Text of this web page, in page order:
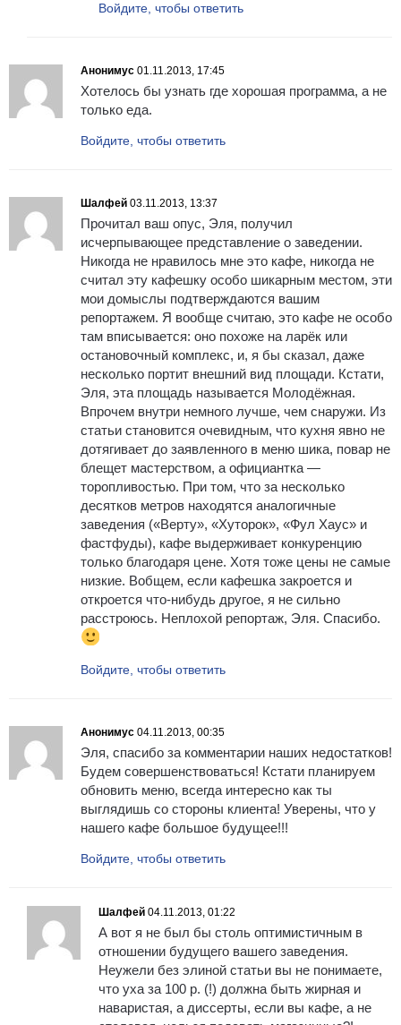
Войдите, чтобы ответить
Анонимус 01.11.2013, 17:45
Хотелось бы узнать где хорошая программа, а не
только еда.
Войдите, чтобы ответить
Шалфей 03.11.2013, 13:37
Прочитал ваш опус, Эля, получил
исчерпывающее представление о заведении.
Никогда не нравилось мне это кафе, никогда не
считал эту кафешку особо шикарным местом, эти
мои домыслы подтверждаются вашим
репортажем. Я вообще считаю, это кафе не особо
там вписывается: оно похоже на ларёк или
остановочный комплекс, и, я бы сказал, даже
несколько портит внешний вид площади. Кстати,
Эля, эта площадь называется Молодёжная.
Впрочем внутри немного лучше, чем снаружи. Из
статьи становится очевидным, что кухня явно не
дотягивает до заявленного в меню шика, повар не
блещет мастерством, а официантка —
торопливостью. При том, что за несколько
десятков метров находятся аналогичные
заведения («Верту», «Хуторок», «Фул Хаус» и
фастфуды), кафе выдерживает конкуренцию
только благодаря цене. Хотя тоже цены не самые
низкие. Вобщем, если кафешка закроется и
откроется что-нибудь другое, я не сильно
расстроюсь. Неплохой репортаж, Эля. Спасибо.
Войдите, чтобы ответить
Анонимус 04.11.2013, 00:35
Эля, спасибо за комментарии наших недостатков!
Будем совершенствоваться! Кстати планируем
обновить меню, всегда интересно как ты
выглядишь со стороны клиента! Уверены, что у
нашего кафе большое будущее!!!
Войдите, чтобы ответить
Шалфей 04.11.2013, 01:22
А вот я не был бы столь оптимистичным в
отношении будущего вашего заведения.
Неужели без элиной статьи вы не понимаете,
что уха за 100 р. (!) должна быть жирная и
наваристая, а диссерты, если вы кафе, а не